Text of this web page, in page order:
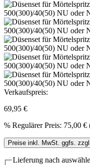
Verkaufspreis:
69,95 €
% Regulärer Preis: 75,00 €
Preise inkl. MwSt. ggfs.
Lieferung nach